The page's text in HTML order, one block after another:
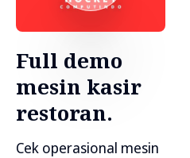
Full demo
mesin kasir
restoran.
Cek operasional mesin